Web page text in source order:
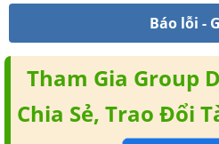
Báo lỗi -
Tham Gia Group
Chia Sẻ, Trao Đổi